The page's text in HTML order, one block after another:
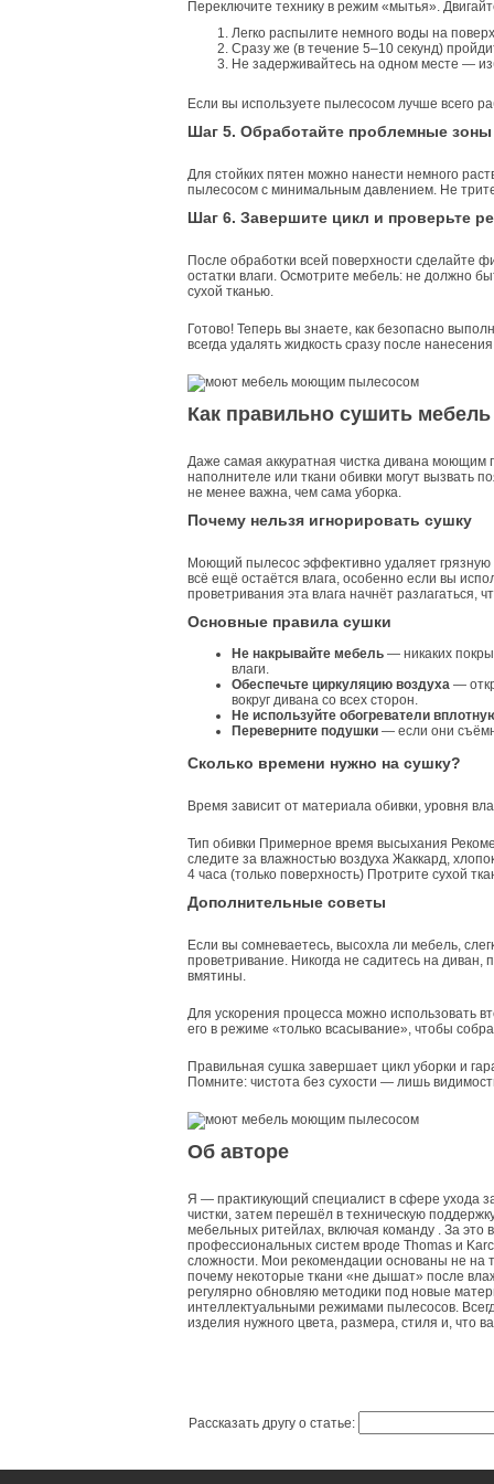
Переключите технику в режим «мытья».
Легко распылите немного воды на
Сразу же (в течение 5–10 секунд)
Не задерживайтесь на одном месте —
Если вы используете пылесосом лучше всего
Шаг 5. Обработайте проблемные
Для стойких пятен можно нанести немного
пылесосом с минимальным давлением. Не
Шаг 6. Завершите цикл и проверьте
После обработки всей поверхности сделайте
остатки влаги. Осмотрите мебель: не должно
сухой тканью.
Готово! Теперь вы знаете, как безопасно
всегда удалять жидкость сразу после
Как правильно сушить
Даже самая аккуратная чистка дивана моющим
наполнителе или ткани обивки могут вызвать
не менее важна, чем сама уборка.
Почему нельзя игнорировать сушку
Моющий пылесос эффективно удаляет
всё ещё остаётся влага, особенно если вы
проветривания эта влага начнёт разлагаться,
Основные правила сушки
Не накрывайте мебель — никаких
влаги.
Обеспечьте циркуляцию воздуха —
вокруг дивана со всех сторон.
Не используйте обогреватели
Переверните подушки — если они
Сколько времени нужно на сушку?
Время зависит от материала обивки, уровня
Тип обивки Примерное время высыхания
следите за влажностью воздуха Жаккард,
4 часа (только поверхность) Протрите сухой
Дополнительные советы
Если вы сомневаетесь, высохла ли мебель,
проветривание. Никогда не садитесь на
вмятины.
Для ускорения процесса можно использовать
его в режиме «только всасывание», чтобы
Правильная сушка завершает цикл уборки и
Помните: чистота без сухости — лишь
Об авторе
Я — практикующий специалист в сфере ухода
чистки, затем перешёл в техническую
мебельных ритейлах, включая команду . За
профессиональных систем вроде Thomas и
сложности. Мои рекомендации основаны не на
почему некоторые ткани «не дышат» после
регулярно обновляю методики под новые
интеллектуальными режимами пылесосов.
изделия нужного цвета, размера, стиля и, что
Рассказать другу о статье: